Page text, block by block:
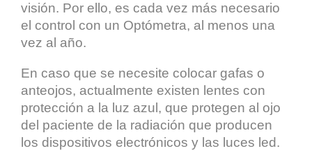
visión. Por ello, es cada vez más necesario
el control con un Optómetra, al menos una
vez al año.
En caso que se necesite colocar gafas o
anteojos, actualmente existen lentes con
protección a la luz azul, que protegen al ojo
del paciente de la radiación que producen
los dispositivos electrónicos y las luces led.